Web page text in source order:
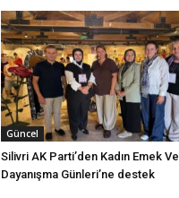
Güncel
Silivri AK Parti’den Kadın Emek Ve
Dayanışma Günleri’ne destek